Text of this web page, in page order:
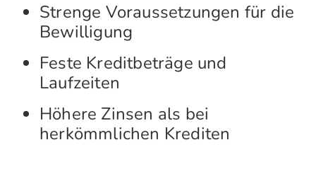
Strenge Voraussetzungen für die
Bewilligung
Feste Kreditbeträge und
Laufzeiten
Höhere Zinsen als bei
herkömmlichen Krediten